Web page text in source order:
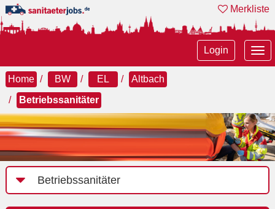
Merkliste
Login
Home BW EL
Altbach
Betriebssanitäter
Job-
Kategorie